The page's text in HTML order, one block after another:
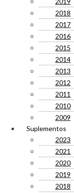
2018
2017
2016
2015
2014
2013
2012
2011
2010
2009
Suplementos
2023
2021
2020
2019
2018